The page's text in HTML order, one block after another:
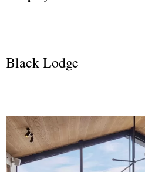
Black Lodge